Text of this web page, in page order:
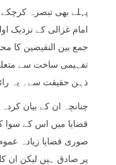
پہلے بھی تبصرہ
امام غزالی کے نزدیک
جمع بین النقیضین کا
تفہیمی ساخت سے
ذہن حقیقت سے۔ یہ
چنانچہ ان کے بیان
قضایا میں اس کے سوا
صوری قضایا زیادہ
پر صادق ہیں لیکن ان